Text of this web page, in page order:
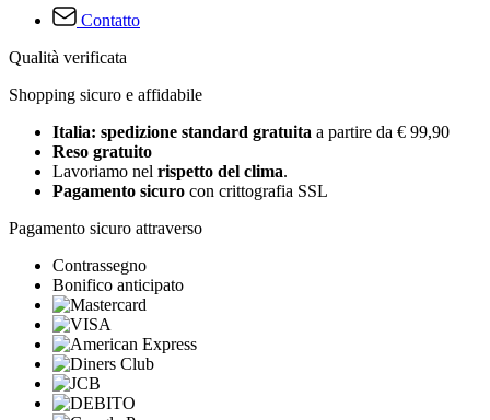
Contatto
Qualità verificata
Shopping sicuro e affidabile
Italia: spedizione standard gratuita a partire da € 99,90
Reso gratuito
Lavoriamo nel rispetto del clima.
Pagamento sicuro con crittografia SSL
Pagamento sicuro attraverso
Contrassegno
Bonifico anticipato